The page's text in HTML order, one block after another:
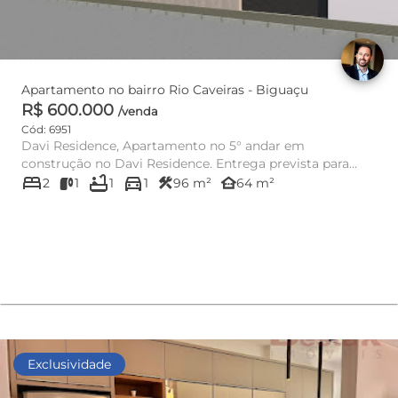
Apartamento no bairro Rio Caveiras - Biguaçu
R$ 600.000 /venda
Cód: 6951
Davi Residence, Apartamento no 5° andar em
construção no Davi Residence. Entrega prevista para
Dezembro/2026. ...
bed2 1 bathtub1 directions_car1 construction96 m² other_houses64 m²
Exclusividade